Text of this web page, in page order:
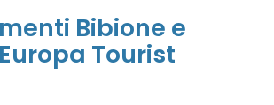
Bibione e
Tourist